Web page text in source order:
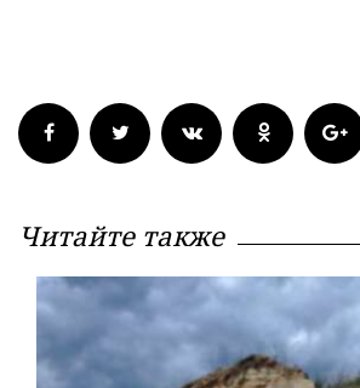
Читайте также